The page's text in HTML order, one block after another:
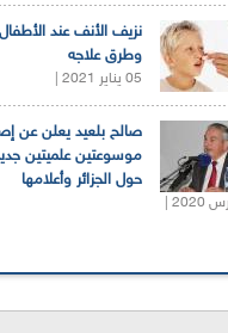
نزيف الأنف عند
وطرق علاجه
05 يناير 2021 |
صالح بلعيد يعلن عن
موسوعتين علميتين
حول الجزائر وأعلامها